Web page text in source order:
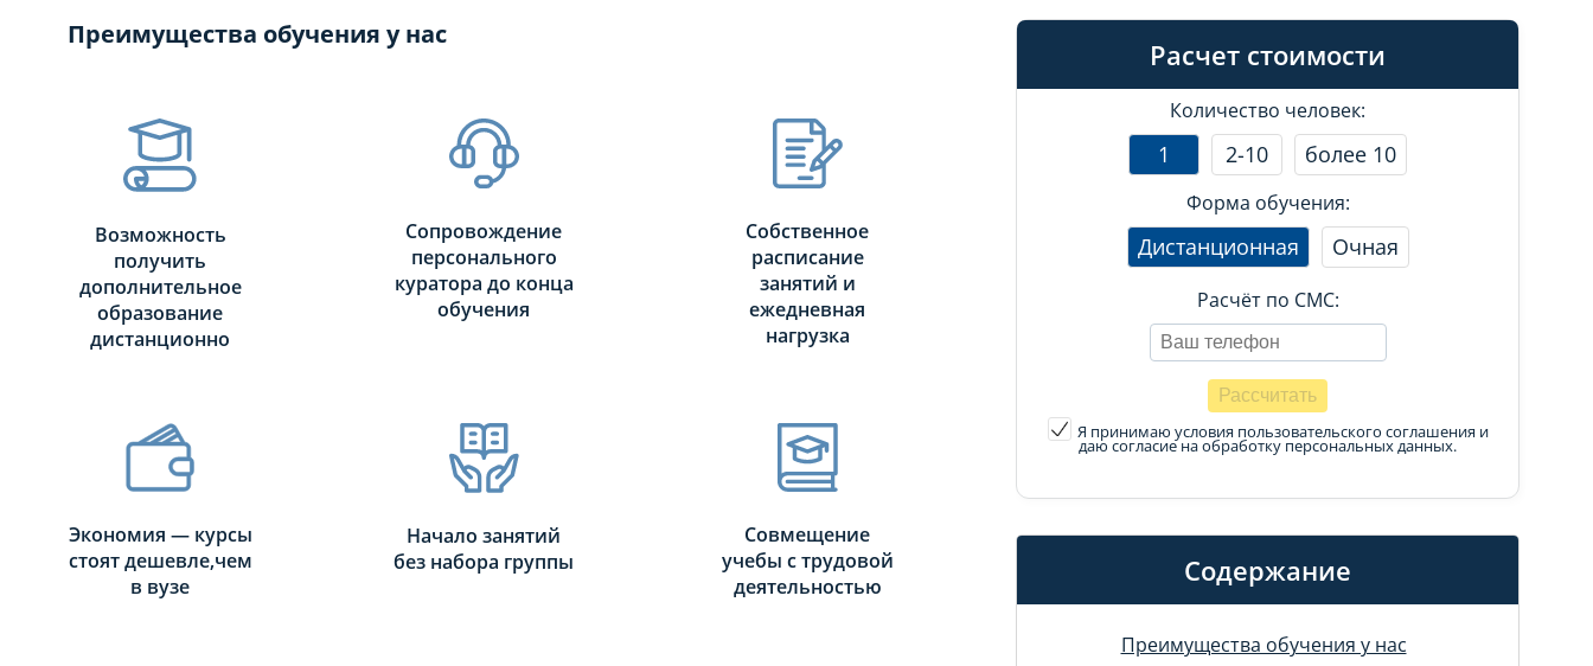
Расчет стоимости
Количество человек:
1 2-10 более 10
Форма обучения:
Дистанционная Очная
Расчёт по СМС:
Я принимаю условия пользовательского соглашения и
даю согласие на обработку персональных данных.
Содержание
Преимущества обучения у нас
Преимущества обучения у нас
Возможность
получить
дополнительное
образование
дистанционно
Сопровождение
персонального
куратора до конца
обучения
Собственное
расписание
занятий и
ежедневная
нагрузка
Экономия — курсы
стоят дешевле,чем
в вузе
Начало занятий
без набора группы
Совмещение
учебы с трудовой
деятельностью